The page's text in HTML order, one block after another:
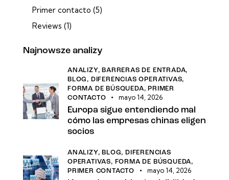
Primer contacto (5)
Reviews (1)
Najnowsze analizy
ANALIZY, BARRERAS DE ENTRADA,
BLOG, DIFERENCIAS OPERATIVAS,
FORMA DE BÚSQUEDA, PRIMER
CONTACTO
mayo 14, 2026
Europa sigue entendiendo mal
cómo las empresas chinas eligen
socios
ANALIZY, BLOG, DIFERENCIAS
OPERATIVAS, FORMA DE BÚSQUEDA,
PRIMER CONTACTO
mayo 14, 2026